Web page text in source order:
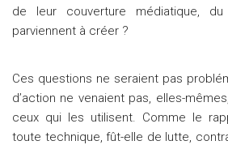
de leur couverture médiatique,
parviennent à créer ?
Ces questions ne seraient pas
d’action ne venaient pas, elles-
ceux qui les utilisent. Comme le
toute technique, fût-elle de lutte,